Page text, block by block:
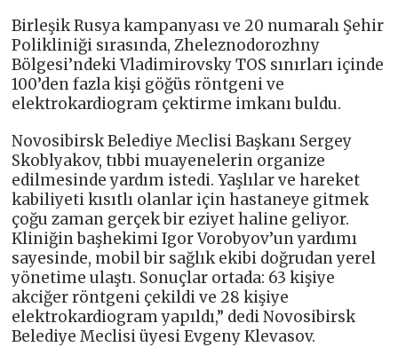
Birleşik Rusya kampanyası ve 20 numaralı Şehir
Polikliniği sırasında, Zheleznodorozhny
Bölgesi’ndeki Vladimirovsky TOS sınırları içinde
100’den fazla kişi göğüs röntgeni ve
elektrokardiogram çektirme imkanı buldu.
Novosibirsk Belediye Meclisi Başkanı Sergey
Skoblyakov, tıbbi muayenelerin organize
edilmesinde yardım istedi. Yaşlılar ve hareket
kabiliyeti kısıtlı olanlar için hastaneye gitmek
çoğu zaman gerçek bir eziyet haline geliyor.
Kliniğin başhekimi Igor Vorobyov’un yardımı
sayesinde, mobil bir sağlık ekibi doğrudan yerel
yönetime ulaştı. Sonuçlar ortada: 63 kişiye
akciğer röntgeni çekildi ve 28 kişiye
elektrokardiogram yapıldı,” dedi Novosibirsk
Belediye Meclisi üyesi Evgeny Klevasov.